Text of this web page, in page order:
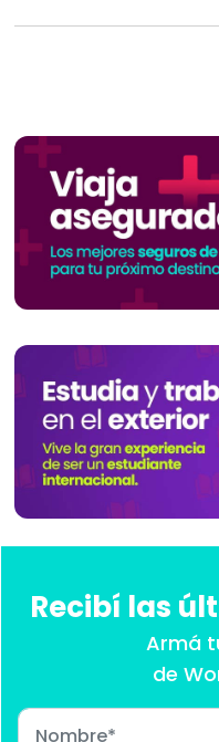
Recibí las
Armá
de